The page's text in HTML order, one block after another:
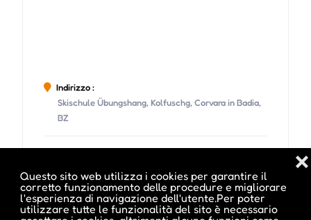
Questo sito web utilizza i cookies per garantire il
corretto funzionamento delle procedure e migliorare
l'esperienza di navigazione dell'utente.Per poter
utilizzare tutte le funzionalità del sito è necessario
❌
Indirizzo :
Skischule Übungshang, Kolfuschg, Corvara in Badia,
BZ
Date e orari evento :